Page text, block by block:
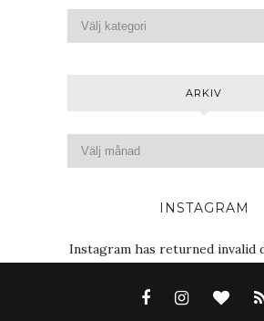
ARKIV
INSTAGRAM
Instagram has returned invalid